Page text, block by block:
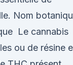
Nom
Le cannabis
ou de résine